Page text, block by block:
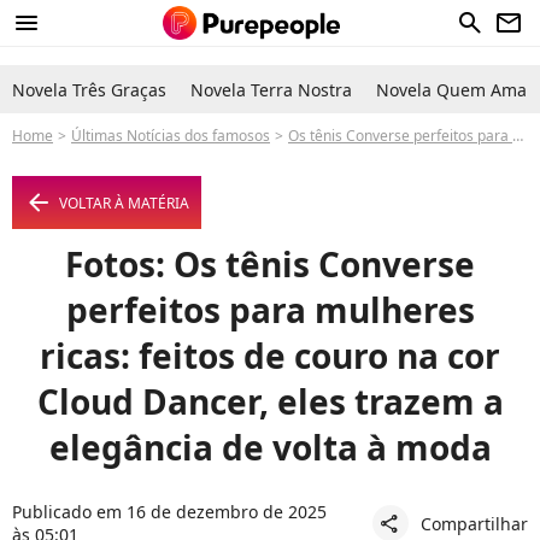
menu search newsletter
Novela Três Graças Novela Terra Nostra Novela Quem Ama
Home Últimas Notícias dos famosos Os tênis Converse perfeitos para mulheres ricas: feitos de couro na cor Cloud Dancer, eles trazem a elegância de volta à moda
arrow_left VOLTAR À MATÉRIA
Fotos: Os tênis Converse
perfeitos para mulheres
ricas: feitos de couro na cor
Cloud Dancer, eles trazem a
elegância de volta à moda
Publicado em 16 de dezembro de 2025
às 05:01
share Compartilhar